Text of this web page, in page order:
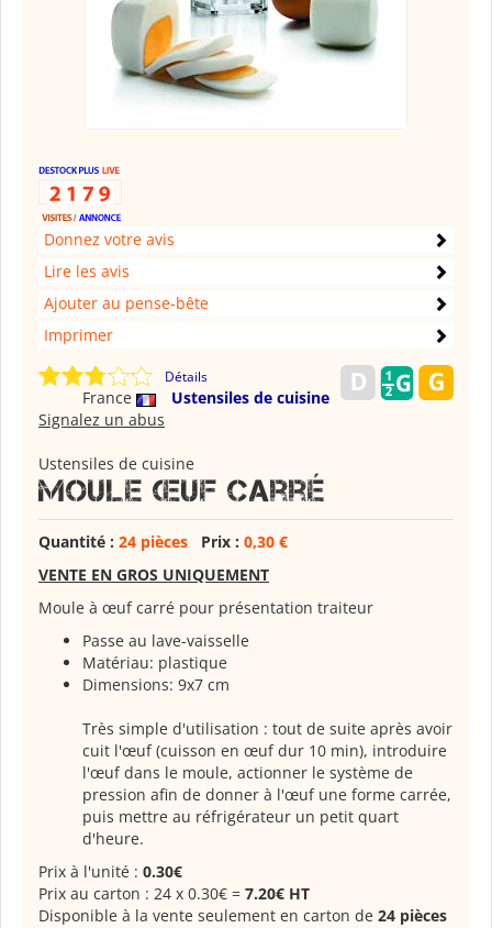
Donnez votre avis
Lire les avis
Ajouter au pense-bête
Imprimer
Détails
France
Ustensiles de cuisine
Signalez un abus
Ustensiles de cuisine
Moule œuf carré
Quantité : 24 pièces Prix : 0,30 €
VENTE EN GROS UNIQUEMENT
Moule à œuf carré pour présentation traiteur
Passe au lave-vaisselle
Matériau: plastique
Dimensions: 9x7 cm
Très simple d'utilisation : tout de suite après avoir
cuit l'œuf (cuisson en œuf dur 10 min), introduire
l'œuf dans le moule, actionner le système de
pression afin de donner à l'œuf une forme carrée,
puis mettre au réfrigérateur un petit quart
d'heure.
Prix à l'unité : 0.30€
Prix au carton : 24 x 0.30€ = 7.20€ HT
Disponible à la vente seulement en carton de 24 pièces